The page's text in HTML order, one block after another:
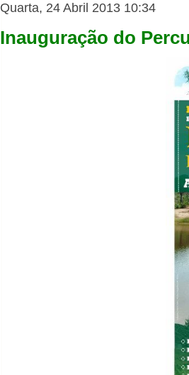
Quarta, 24 Abril 2013 10:34
Inauguração do